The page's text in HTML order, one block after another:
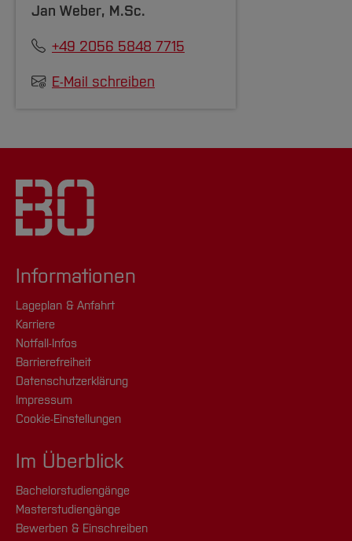
Jan Weber, M.Sc.
+49 2056 5848 7715
E-Mail schreiben
Informationen
Lageplan & Anfahrt
Karriere
Notfall-Infos
Barrierefreiheit
Datenschutzerklärung
Impressum
Cookie-Einstellungen
Im Überblick
Bachelorstudiengänge
Masterstudiengänge
Bewerben & Einschreiben